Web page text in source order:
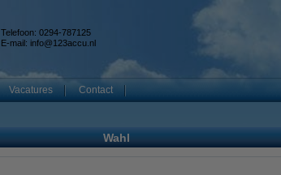
Telefoon: 0294-787125
E-mail: info@123accu.nl
Vacatures Contact
Wahl